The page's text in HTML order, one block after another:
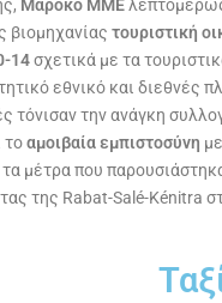
Μαρόκο ΜΜΕ
βιομηχανίας τουριστική
14σχετικά με τα
εθνικό και διεθνές
την ανάγκη
τοαμοιβαία εμπιστοσύνη
μέτρα που
της Rabat-Salé-Kénitra